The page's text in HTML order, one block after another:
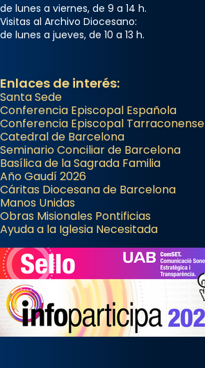
de lunes a viernes, de 9 a 14 h.
Visitas al Archivo Diocesano:
de lunes a jueves, de 10 a 13 h.
Enlaces de interés:
Santa Sede
Conferencia Episcopal Española
Conferencia Episcopal Tarraconense
Catedral de Barcelona
Seminario Conciliar de Barcelona
Basílica de la Sagrada Familia
Año Gaudí 2026
Cáritas Diocesana de Barcelona
Manos Unidas
Obras Misionales Pontificias
Ayuda a la Iglesia Necesitada